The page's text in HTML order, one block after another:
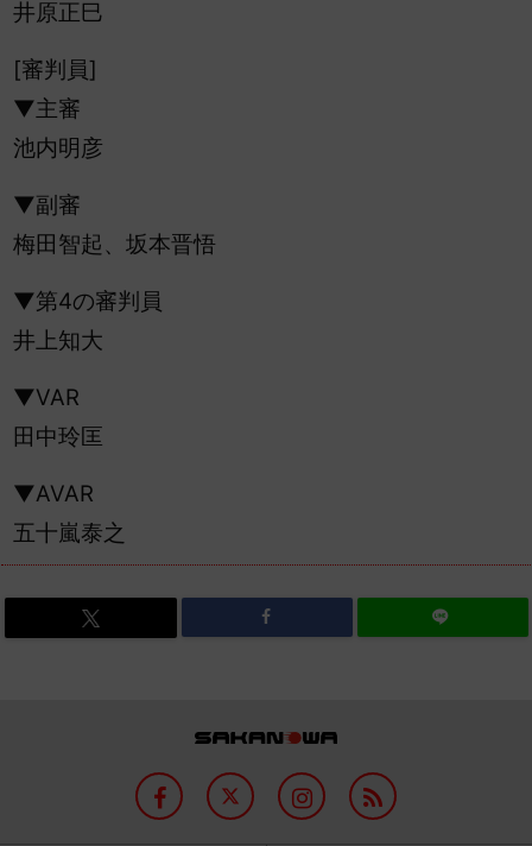
井原正巳
[審判員]
▼主審
池内明彦
▼副審
梅田智起、坂本晋悟
▼第4の審判員
井上知大
▼VAR
田中玲匡
▼AVAR
五十嵐泰之